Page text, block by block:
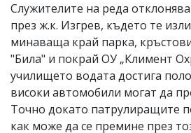
Служителите на реда
през ж.к. Изгрев, където те
минаваща край парка,
"Била" и покрай ОУ „Климент
училището водата достига
високи автомобили могат да
Точно докато патрулиращите
как може да се премине през